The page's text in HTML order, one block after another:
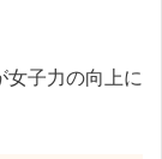
女子力の向上に